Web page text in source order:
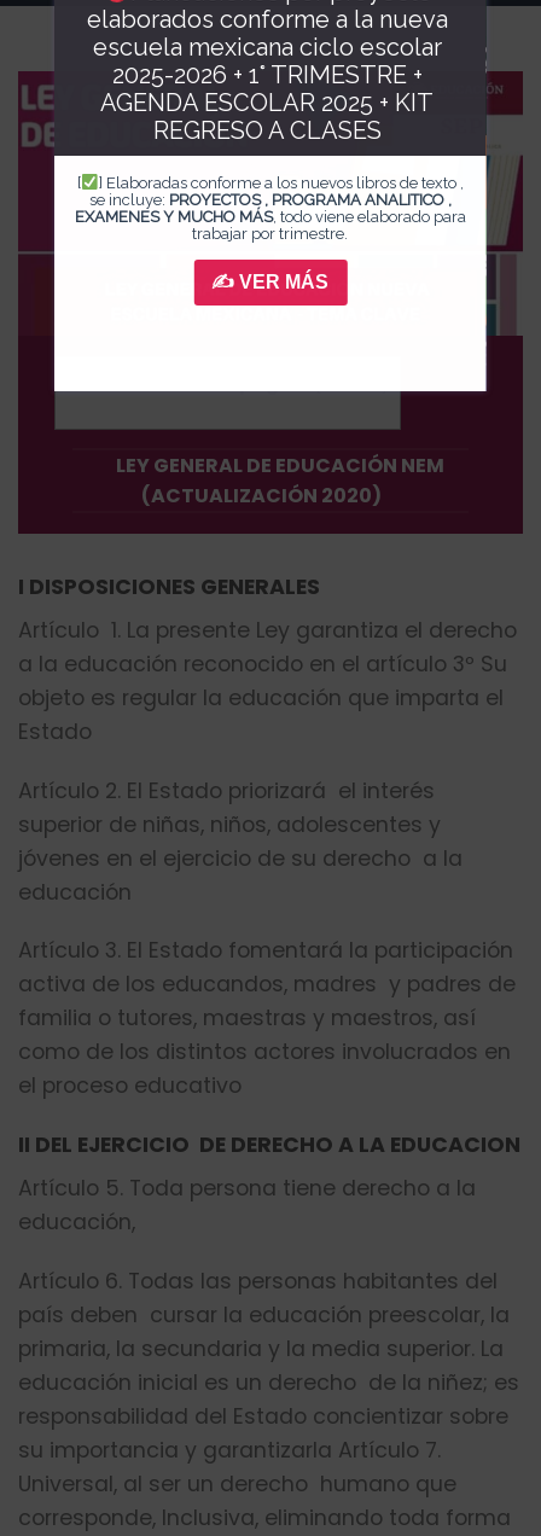
LEY GENERAL DE EDUCACIÓN NEM
(ACTUALIZACIÓN 2020)
I DISPOSICIONES GENERALES
Artículo 1. La presente Ley garantiza el derecho
a la educación reconocido en el artículo 3º Su
objeto es regular la educación que imparta el
Estado
Artículo 2. El Estado priorizará el interés
superior de niñas, niños, adolescentes y
jóvenes en el ejercicio de su derecho a la
educación
Artículo 3. El Estado fomentará la participación
activa de los educandos, madres y padres de
familia o tutores, maestras y maestros, así
como de los distintos actores involucrados en
el proceso educativo
II DEL EJERCICIO DE DERECHO A LA EDUCACION
Artículo 5. Toda persona tiene derecho a la
educación,
Artículo 6. Todas las personas habitantes del
país deben cursar la educación preescolar, la
primaria, la secundaria y la media superior. La
educación inicial es un derecho de la niñez; es
responsabilidad del Estado concientizar sobre
su importancia y garantizarla Artículo 7.
Universal, al ser un derecho humano que
corresponde, Inclusiva, eliminando toda forma
elaborados conforme a la nueva
escuela mexicana ciclo escolar
2025-2026 + 1° TRIMESTRE +
AGENDA ESCOLAR 2025 + KIT
REGRESO A CLASES
[
] Elaboradas conforme a los nuevos libros de texto ,
se incluye: PROYECTOS , PROGRAMA ANALITICO ,
EXAMENES Y MUCHO MÁS, todo viene elaborado para
trabajar por trimestre.
✍ VER MÁS